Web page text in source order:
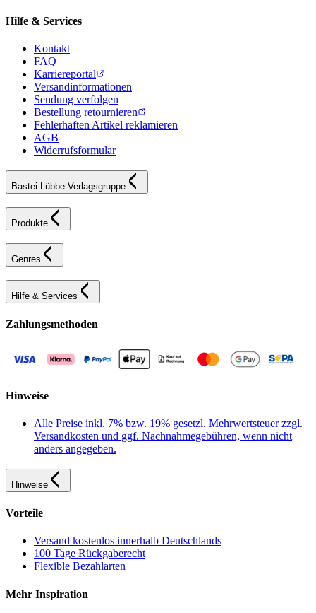
Hilfe & Services
Kontakt
FAQ
Karriereportal
Versandinformationen
Sendung verfolgen
Bestellung retournieren
Fehlerhaften Artikel reklamieren
AGB
Widerrufsformular
Bastei Lübbe Verlagsgruppe
Produkte
Genres
Hilfe & Services
Zahlungsmethoden
Hinweise
Alle Preise inkl. 7% bzw. 19% gesetzl. Mehrwertsteuer zzgl.
Versandkosten und ggf. Nachnahmegebühren, wenn nicht
anders angegeben.
Hinweise
Vorteile
Versand kostenlos innerhalb Deutschlands
100 Tage Rückgaberecht
Flexible Bezahlarten
Mehr Inspiration